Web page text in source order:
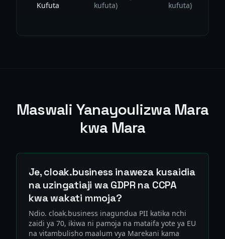
Kufuta
kufuta)
kufuta)
Maswali Yanayoulizwa Mara
kwa Mara
Je, cloak.business inaweza kusaidia
na uzingatiaji wa GDPR na CCPA
kwa wakati mmoja?
Ndio. cloak.business inagundua PII katika nchi
zaidi ya 70, ikiwa ni pamoja na mataifa yote ya EU
na vitambulisho maalum vya Marekani kama